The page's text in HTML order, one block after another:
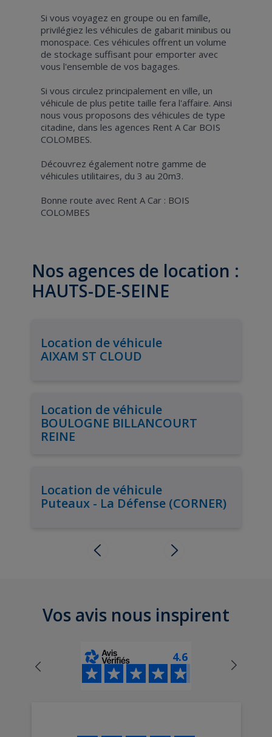
Si vous voyagez en groupe ou en famille,
privilégiez les véhicules de gabarit minibus ou
monospace. Ces véhicules offrent un volume
de stockage suffisant pour emporter avec
vous l'ensemble de vos bagages.
Si vous circulez principalement en ville, un
véhicule de plus petite taille fera l'affaire. Ainsi
nous vous proposons des véhicules de type
citadine, dans les agences Rent A Car BOIS
COLOMBES.
Découvrez également notre gamme de
véhicules utilitaires, du 3 au 20m3.
Bonne route avec Rent A Car : BOIS
COLOMBES
Nos agences de location :
HAUTS-DE-SEINE
Location de véhicule
AIXAM ST CLOUD
Location de véhicule
BOULOGNE BILLANCOURT
REINE
Location de véhicule
Puteaux - La Défense (CORNER)
Vos avis nous inspirent
4.6